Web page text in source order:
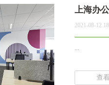
上海办
2021-08-12
...
查